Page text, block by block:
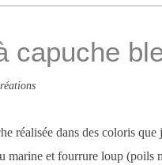
capuche
réalisée dans des coloris
marine et fourrure loup (poils